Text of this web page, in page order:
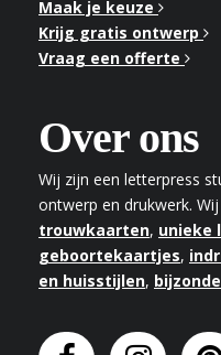
Maak je keuze
Krijg gratis ontwerp
Vraag een offerte
Over ons
Wij zijn een letterpress
ontwerp en drukwerk.
trouwkaarten, unieke
geboortekaartjes,
en huisstijlen,